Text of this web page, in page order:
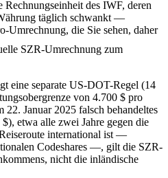
des IWF, deren
täglich schwankt —
Umrechnung, die Sie sehen, daher
SZR-Umrechnung zum
eine separate US-DOT-Regel (14
von 4.700 $ pro
22. Januar 2025 falsch behandeltes
etwa alle zwei Jahre gegen die
international ist —
Codeshares —, gilt die SZR-
nicht die inländische